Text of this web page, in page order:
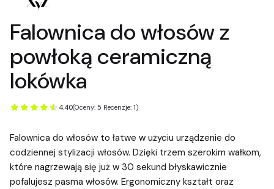
Falownica do włosów z
powłoką ceramiczną
lokówka
4.40(Oceny: 5 Recenzje: 1)
Falownica do włosów to łatwe w użyciu urządzenie do
codziennej stylizacji włosów. Dzięki trzem szerokim wałkom,
które nagrzewają się już w 30 sekund błyskawicznie
pofalujesz pasma włosów. Ergonomiczny kształt oraz